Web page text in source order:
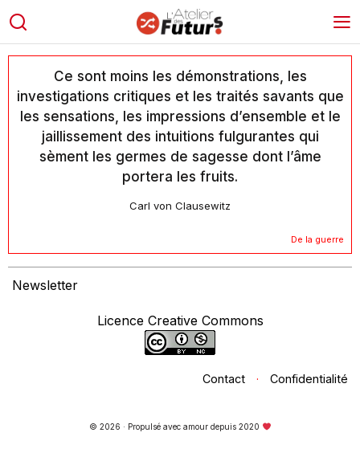
Ce sont moins les démonstrations, les
investigations critiques et les traités savants que
les sensations, les impressions d’ensemble et le
jaillissement des intuitions fulgurantes qui
sèment les germes de sagesse dont l’âme
portera les fruits.
Carl von Clausewitz
De la guerre
Newsletter
Licence Creative Commons
Contact · Confidentialité
© 2026 · Propulsé avec amour depuis 2020